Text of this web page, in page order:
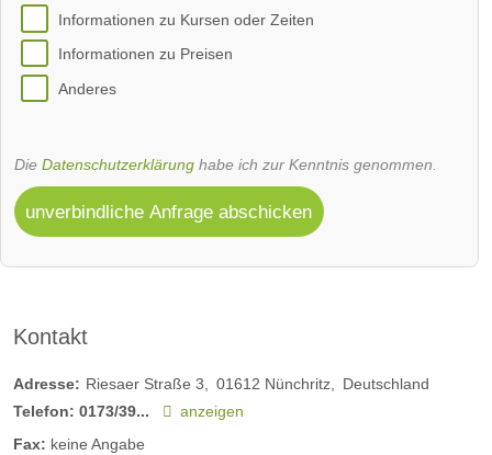
Informationen zu Kursen oder Zeiten
Informationen zu Preisen
Anderes
Die Datenschutzerklärung habe ich zur Kenntnis genommen.
unverbindliche Anfrage abschicken
Kontakt
Adresse: Riesaer Straße 3 01612 Nünchritz
Deutschland
Telefon: 0173/39...
anzeigen
Fax: keine Angabe